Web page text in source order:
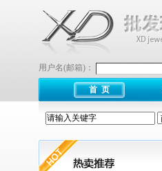
用户名(邮箱)：
首 页